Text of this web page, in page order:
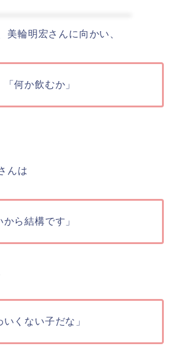
美輪明宏さんに向かい、
「何か飲むか」
んは
から結構です」
いくない子だな」